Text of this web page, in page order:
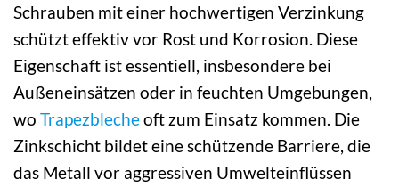
Schrauben mit einer hochwertigen Verzinkung
schützt effektiv vor Rost und Korrosion. Diese
Eigenschaft ist essentiell, insbesondere bei
Außeneinsätzen oder in feuchten Umgebungen,
wo Trapezblecheoft zum Einsatz kommen. Die
Zinkschicht bildet eine schützende Barriere, die
das Metall vor aggressiven Umwelteinflüssen